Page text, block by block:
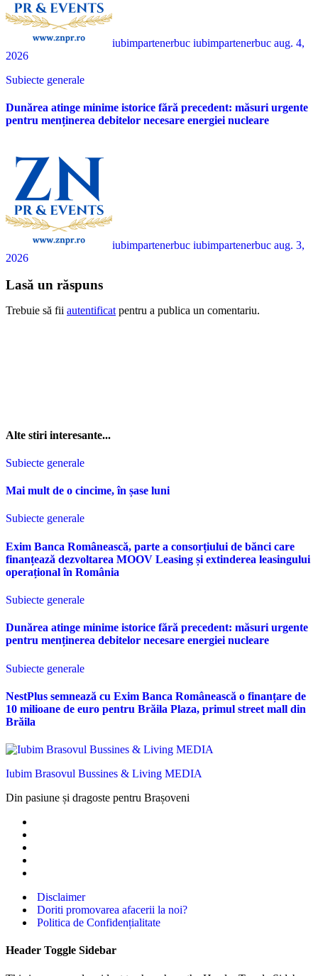
iubimpartenerbuc iubimpartenerbuc aug. 4,
2026
Subiecte generale
Dunărea atinge minime istorice fără precedent: măsuri urgente
pentru menținerea debitelor necesare energiei nucleare
iubimpartenerbuc iubimpartenerbuc aug. 3,
2026
Lasă un răspuns
Trebuie să fii autentificatpentru a publica un comentariu.
Alte stiri interesante...
Subiecte generale
Mai mult de o cincime, în șase luni
Subiecte generale
Exim Banca Românească, parte a consorțiului de bănci care
finanțează dezvoltarea MOOV Leasing și extinderea leasingului
operațional în România
Subiecte generale
Dunărea atinge minime istorice fără precedent: măsuri urgente
pentru menținerea debitelor necesare energiei nucleare
Subiecte generale
NestPlus semnează cu Exim Banca Românească o finanțare de
10 milioane de euro pentru Brăila Plaza, primul street mall din
Brăila
Iubim Brasovul Bussines & Living MEDIA
Din pasiune și dragoste pentru Brașoveni
Disclaimer
Doriti promovarea afacerii la noi?
Politica de Confidențialitate
Header Toggle Sidebar